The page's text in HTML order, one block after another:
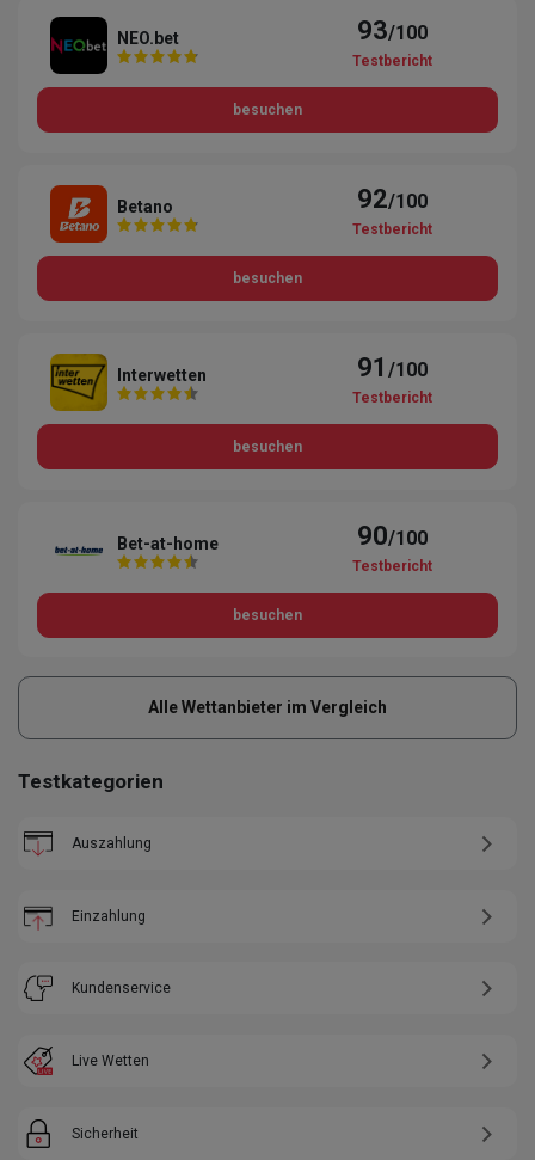
NEO.bet 93/100
Testbericht
besuchen
Betano 92/100
Testbericht
besuchen
Interwetten 91/100
Testbericht
besuchen
Bet-at-home 90/100
Testbericht
besuchen
Alle Wettanbieter im Vergleich
Testkategorien
Auszahlung
Einzahlung
Kundenservice
Live Wetten
Sicherheit